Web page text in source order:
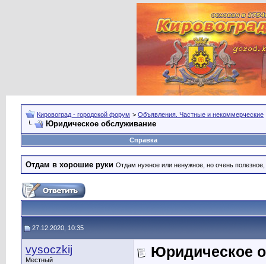
Кировоград - городской форум > Объявления. Частные и некоммерческие
Юридическое обслуживание
Справка
Отдам в хорошие руки Отдам нужное или ненужное, но очень
27.12.2020, 10:35
vysoczkij
Местный
Юридическое